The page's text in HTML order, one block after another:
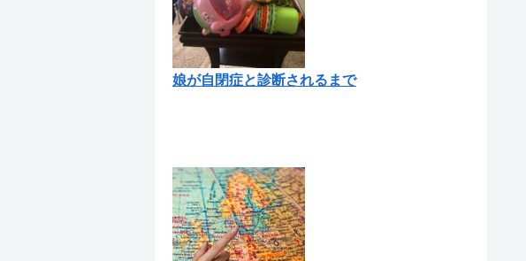
娘が自閉症と診断されるまで